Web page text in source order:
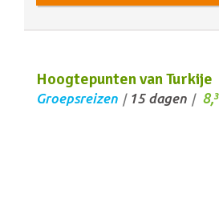
Hoogtepunten van Turkije
Groepsreizen / 15 dagen / 8,3